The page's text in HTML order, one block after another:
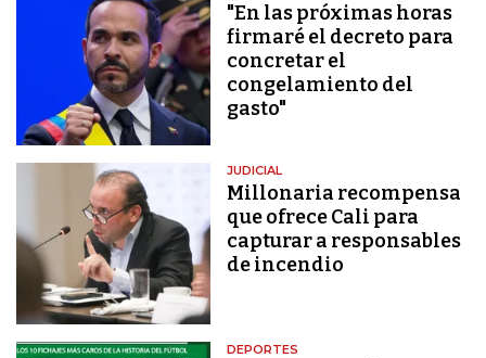
"En las próximas horas
firmaré el decreto para
concretar el
congelamiento del
gasto"
JUDICIAL
Millonaria recompensa
que ofrece Cali para
capturar a responsables
de incendio
DEPORTES